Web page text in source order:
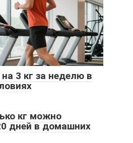
3 кг за неделю в
кг можно
дней в домашних